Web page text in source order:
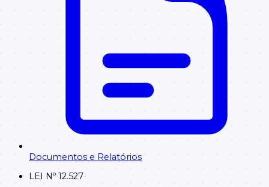
Documentos e Relatórios
LEI Nº 12.527